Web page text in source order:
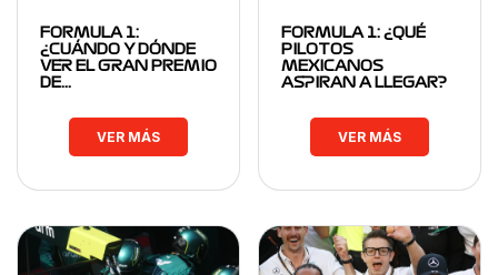
FORMULA 1:
¿CUÁNDO Y DÓNDE
VER EL GRAN PREMIO
DE…
VER MÁS
FORMULA 1: ¿QUÉ
PILOTOS
MEXICANOS
ASPIRAN A LLEGAR?
VER MÁS